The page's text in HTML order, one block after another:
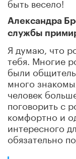
Александра
службы
Я думаю, что
тебя. Многие
были
много
человек
поговорить с
комфортно и
интересного
обязательно